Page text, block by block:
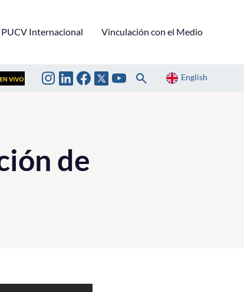
PUCV Internacional Vinculación con el Medio
English
de